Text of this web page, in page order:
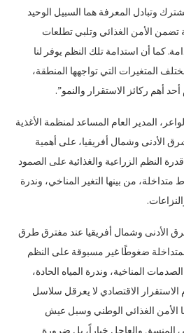
وتبادل المعرفة هما السبيل الوحيد
تضمن الأمن الغذائي وتلبي تطلعات
كما أن استدامة تلك النظم يوفر لنا
المتغيرات التي تواجهها المنطقة،
أهم ركائز الاستقرار والنمو”.
المدير العام المساعد لمنظمة الأغذية
الأدنى وشمال أفريقيا، على أهمية
النظم الزراعية والغذائية على الصمود
من بينها التغير المناخي، وندرة
الأدنى وشمال أفريقيا عند مفترق طرق
ضغوطًا غير مسبوقة على النظم
المناخية، وندرة المياه الحادة،
الاستقرار الاقتصادي لا يعرقل سلاسل
الأمن الغذائي الوطني وسبل عيش
المنسق والعاجل خياراً، بل ضرورة